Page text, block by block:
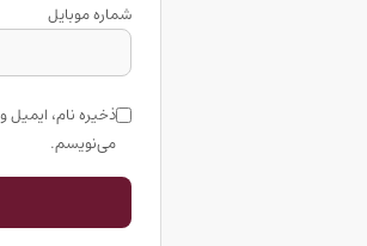
شماره موبایل
ذخیره نام، ایمیل
می‌نویسم.